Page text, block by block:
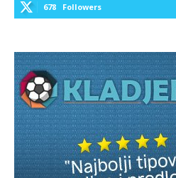
678 Followers